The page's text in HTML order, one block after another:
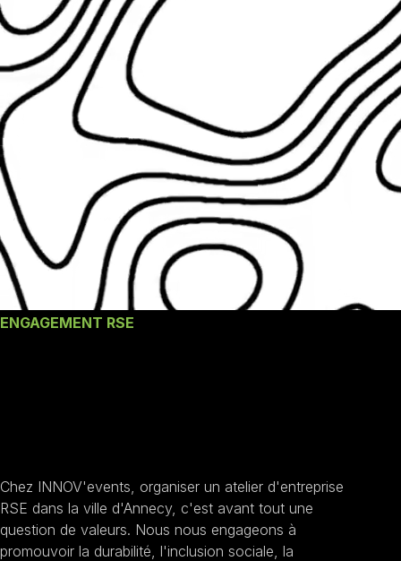
ENGAGEMENT RSE
Chez INNOV'events, organiser un atelier d'entreprise
RSE dans la ville d'Annecy, c'est avant tout une
question de valeurs. Nous nous engageons à
promouvoir la durabilité, l'inclusion sociale, la